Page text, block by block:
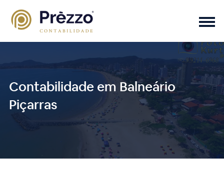
Contabilidade em Balneário
Piçarras